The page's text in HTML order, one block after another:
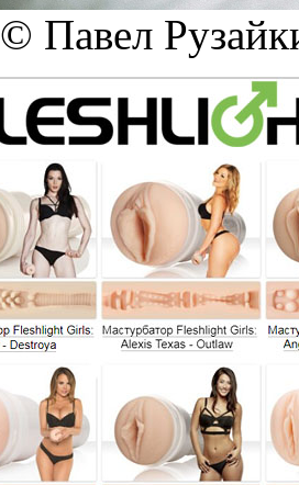
© Павел